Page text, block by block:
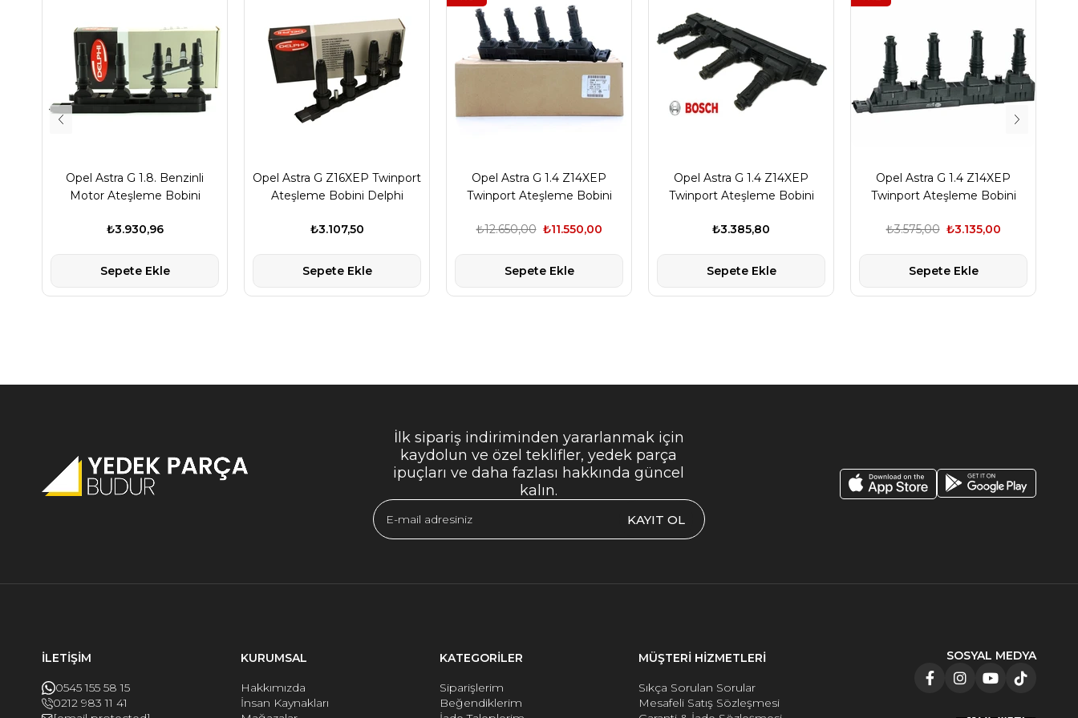
Opel Astra G 1.8. Benzinli
Motor Ateşleme Bobini
₺3.930,96
Sepete Ekle
Opel Astra G Z16XEP Twinport
Ateşleme Bobini Delphi
₺3.107,50
Sepete Ekle
Opel Astra G 1.4 Z14XEP
Twinport Ateşleme Bobini
₺11.550,00
₺12.650,00
Sepete Ekle
Opel Astra G 1.4 Z14XEP
Twinport Ateşleme Bobini
₺3.385,80
Sepete Ekle
Opel Astra G 1.4 Z14XEP
Twinport Ateşleme Bobini
₺3.135,00
₺3.575,00
Sepete Ekle
İlk sipariş indiriminden yararlanmak için
kaydolun ve özel teklifler, yedek parça
ipuçları ve daha fazlası hakkında güncel
kalın.
KAYIT OL
İLETİŞİM
0545 155 58 15
0212 983 11 41
KURUMSAL
Hakkımızda
İnsan Kaynakları
KATEGORİLER
Siparişlerim
Beğendiklerim
MÜŞTERİ HİZMETLERİ
Sıkça Sorulan Sorular
Mesafeli Satış Sözleşmesi
SOSYAL MEDYA